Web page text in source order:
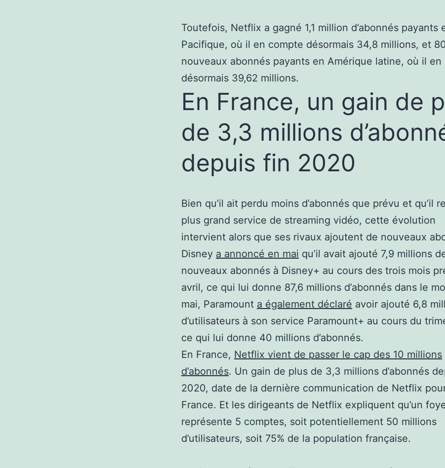
Toutefois, Netflix a gagné 1,1 million d’abonnés payants
Pacifique, où il en compte désormais 34,8 millions, et
nouveaux abonnés payants en Amérique latine, où il en
désormais 39,62 millions.
En France, un gain de
de 3,3 millions
depuis fin 2020
Bien qu’il ait perdu moins d’abonnés que prévu et qu’il
plus grand service de streaming vidéo, cette évolution
intervient alors que ses rivaux ajoutent de nouveaux
Disney a annoncé en mai qu’il avait ajouté 7,9 millions
nouveaux abonnés à Disney+ au cours des trois mois
avril, ce qui lui donne 87,6 millions d’abonnés dans le
mai, Paramount a également déclaré avoir ajouté 6,8
d’utilisateurs à son service Paramount+ au cours du
ce qui lui donne 40 millions d’abonnés.
En France, Netflix vient de passer le cap des 10 millions
d’abonnés. Un gain de plus de 3,3 millions d’abonnés
2020, date de la dernière communication de Netflix
France. Et les dirigeants de Netflix expliquent qu’un
représente 5 comptes, soit potentiellement 50 millions
d’utilisateurs, soit 75% de la population française.